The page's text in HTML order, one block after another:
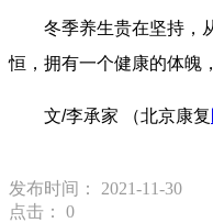
冬季养生贵在坚持，从
恒，拥有一个健康的体魄
文/李承家 （北京康复
发布时间： 2021-11-30
点击： 0